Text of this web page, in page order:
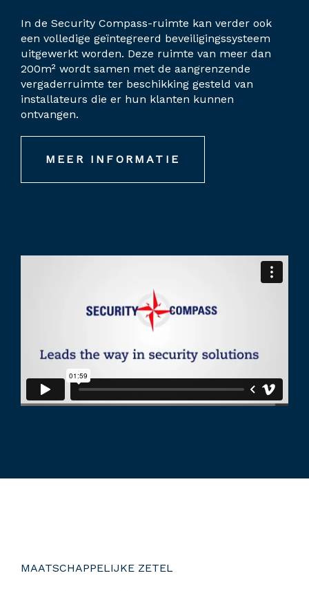
In de Security Compass-ruimte kan verder ook
een volledige geïntegreerd beveiligingssysteem
uitgewerkt worden. Deze ruimte van meer dan
200m² wordt samen met de aangrenzende
vergaderruimte ter beschikking gesteld van
installateurs die er hun klanten kunnen
ontvangen.
MEER INFORMATIE
MAATSCHAPPELIJKE ZETEL